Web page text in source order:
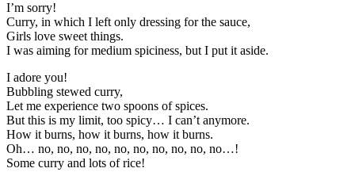
I’m sorry!
Curry, in which I left only dressing for the sauce,
Girls love sweet things.
I was aiming for medium spiciness, but I put it aside.
I adore you!
Bubbling stewed curry,
Let me experience two spoons of spices.
But this is my limit, too spicy… I can’t anymore.
How it burns, how it burns, how it burns.
Oh… no, no, no, no, no, no, no, no, no, no…!
Some curry and lots of rice!